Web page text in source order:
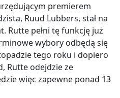
premierem
Ruud Lubbers, stał na
Rutte pełni tę funkcję już
wybory odbędą się
tego roku i dopiero
Rutte odejdzie ze
więc zapewne ponad 13